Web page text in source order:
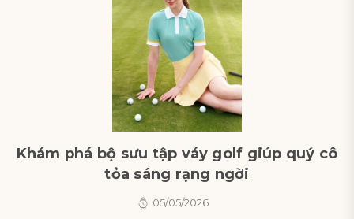
Khám phá bộ sưu tập váy golf giúp quý cô
tỏa sáng rạng ngời
05/05/2026